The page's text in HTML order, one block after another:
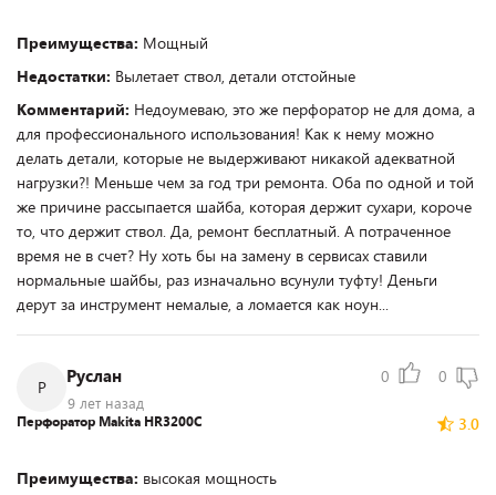
Преимущества: Мощный
Недостатки: Вылетает ствол, детали отстойные
Комментарий: Недоумеваю, это же перфоратор не для дома, а
для профессионального использования! Как к нему можно
делать детали, которые не выдерживают никакой адекватной
нагрузки?! Меньше чем за год три ремонта. Оба по одной и той
же причине рассыпается шайба, которая держит сухари, короче
то, что держит ствол. Да, ремонт бесплатный. А потраченное
время не в счет? Ну хоть бы на замену в сервисах ставили
нормальные шайбы, раз изначально всунули туфту! Деньги
дерут за инструмент немалые, а ломается как ноун...
Р
Руслан
9 лет назад
0 0
3.0
Перфоратор Makita HR3200C
Преимущества: высокая мощность